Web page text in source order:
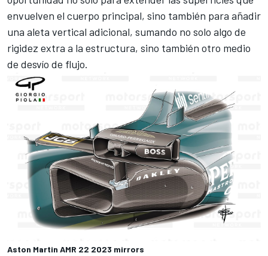
envuelven el cuerpo principal, sino también para añadir
una aleta vertical adicional, sumando no solo algo de
rigidez extra a la estructura, sino también otro medio
de desvío de flujo.
Aston Martin AMR 22 2023 mirrors